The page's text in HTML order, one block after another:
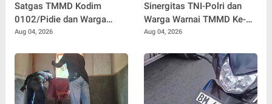
Satgas TMMD Kodim
0102/Pidie dan Warga
Kebut Pembangunan MCK,
Meunasah Blang Cot
Aug 04, 2026
Sinergitas TNI-Polri dan
Warga Warnai TMMD Ke-
129 Kodim 0102/Pidie,
Kepedulian Bersama
Aug 04, 2026